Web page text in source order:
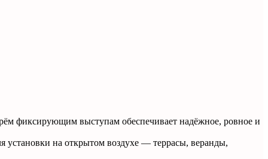
фиксирующим выступам обеспечивает надёжное, ровное и
установки на открытом воздухе — террасы, веранды,